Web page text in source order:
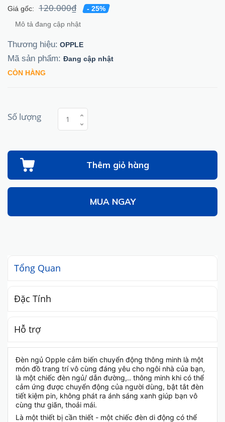
Giá gốc: 120.000₫
- 25%
Mô tả đang cập nhật
Thương hiệu: OPPLE
Mã sản phẩm: Đang cập nhật
CÒN HÀNG
Số lượng
Thêm giỏ hàng
MUA NGAY
Tổng Quan
Đặc Tính
Hỗ trợ
Đèn ngủ Opple cảm biến chuyển động thông minh là một
món đồ trang trí vô cùng đáng yêu cho ngôi nhà của bạn,
là một chiếc đèn ngủ/ dẫn đường,.. thông minh khi có thể
cảm ứng được chuyển động của người dùng, bật tắt đèn
tiết kiệm pin, không phát ra ánh sáng xanh giúp bạn vô
cùng thư giãn, thoải mái.
Là một thiết bị cần thiết - một chiếc đèn di động có thể